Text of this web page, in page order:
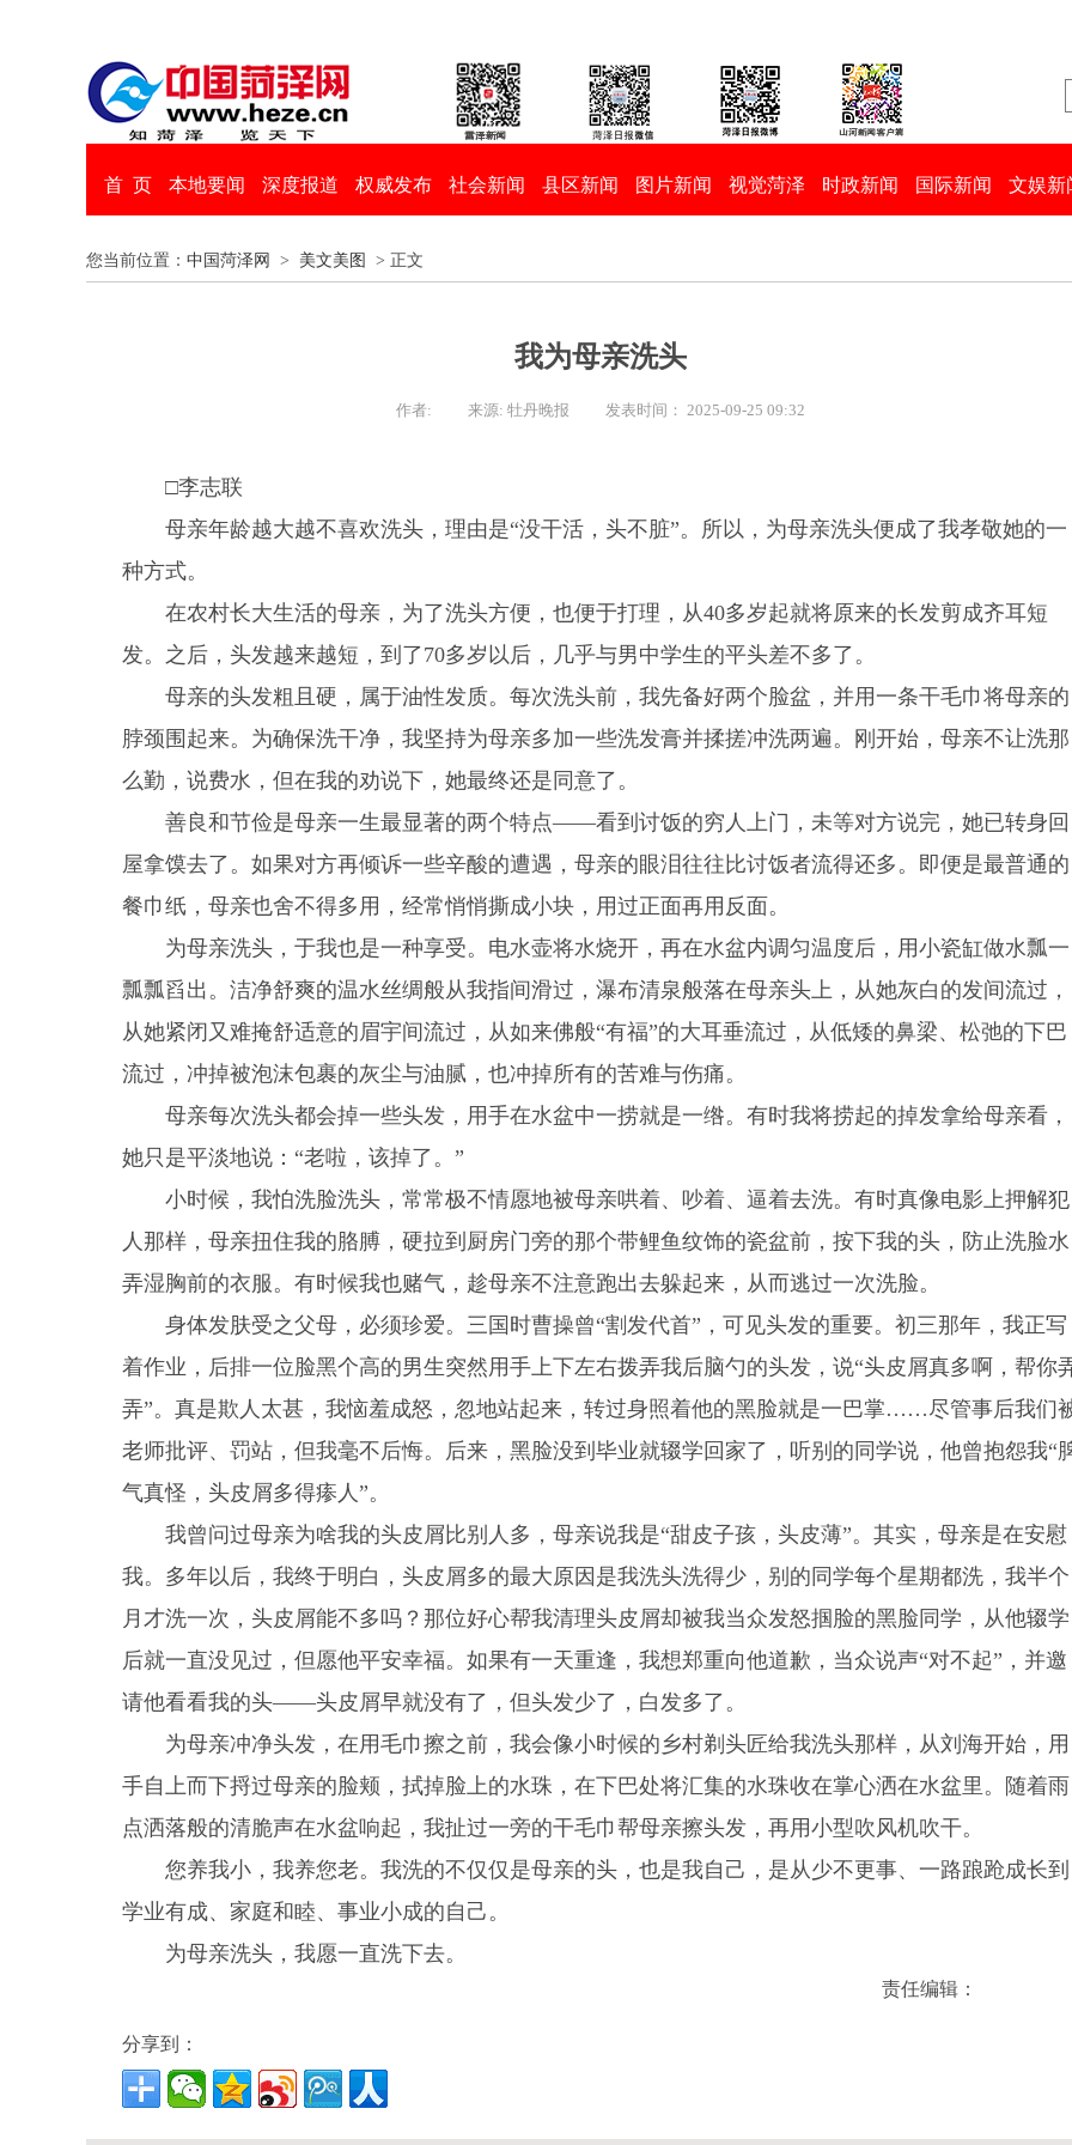
首 页 本地要闻 深度报道 权威发布 社会新闻 县区新闻 图片新闻 视觉菏泽 时政新闻 国际新闻 文娱新
您当前位置： 中国菏泽网 > 美文美图 > 正文
我为母亲洗头
作者: 来源: 牡丹晚报 发表时间： 2025-09-25 09:32
□李志联
母亲年龄越大越不喜欢洗头，理由是“没干活，头不脏”。所以，为母亲洗头便成了我孝敬她的一
种方式。
在农村长大生活的母亲，为了洗头方便，也便于打理，从40多岁起就将原来的长发剪成齐耳短
发。之后，头发越来越短，到了70多岁以后，几乎与男中学生的平头差不多了。
母亲的头发粗且硬，属于油性发质。每次洗头前，我先备好两个脸盆，并用一条干毛巾将母亲的
脖颈围起来。为确保洗干净，我坚持为母亲多加一些洗发膏并揉搓冲洗两遍。刚开始，母亲不让洗那
么勤，说费水，但在我的劝说下，她最终还是同意了。
善良和节俭是母亲一生最显著的两个特点——看到讨饭的穷人上门，未等对方说完，她已转身回
屋拿馍去了。如果对方再倾诉一些辛酸的遭遇，母亲的眼泪往往比讨饭者流得还多。即便是最普通的
餐巾纸，母亲也舍不得多用，经常悄悄撕成小块，用过正面再用反面。
为母亲洗头，于我也是一种享受。电水壶将水烧开，再在水盆内调匀温度后，用小瓷缸做水瓢一
瓢瓢舀出。洁净舒爽的温水丝绸般从我指间滑过，瀑布清泉般落在母亲头上，从她灰白的发间流过，
从她紧闭又难掩舒适意的眉宇间流过，从如来佛般“有福”的大耳垂流过，从低矮的鼻梁、松弛的下巴
流过，冲掉被泡沫包裹的灰尘与油腻，也冲掉所有的苦难与伤痛。
母亲每次洗头都会掉一些头发，用手在水盆中一捞就是一绺。有时我将捞起的掉发拿给母亲看，
她只是平淡地说：“老啦，该掉了。”
小时候，我怕洗脸洗头，常常极不情愿地被母亲哄着、吵着、逼着去洗。有时真像电影上押解犯
人那样，母亲扭住我的胳膊，硬拉到厨房门旁的那个带鲤鱼纹饰的瓷盆前，按下我的头，防止洗脸水
弄湿胸前的衣服。有时候我也赌气，趁母亲不注意跑出去躲起来，从而逃过一次洗脸。
身体发肤受之父母，必须珍爱。三国时曹操曾“割发代首”，可见头发的重要。初三那年，我正写
着作业，后排一位脸黑个高的男生突然用手上下左右拨弄我后脑勺的头发，说“头皮屑真多啊，帮你
弄”。真是欺人太甚，我恼羞成怒，忽地站起来，转过身照着他的黑脸就是一巴掌……尽管事后我们
老师批评、罚站，但我毫不后悔。后来，黑脸没到毕业就辍学回家了，听别的同学说，他曾抱怨我“
气真怪，头皮屑多得瘆人”。
我曾问过母亲为啥我的头皮屑比别人多，母亲说我是“甜皮子孩，头皮薄”。其实，母亲是在安慰
我。多年以后，我终于明白，头皮屑多的最大原因是我洗头洗得少，别的同学每个星期都洗，我半个
月才洗一次，头皮屑能不多吗？那位好心帮我清理头皮屑却被我当众发怒掴脸的黑脸同学，从他辍学
后就一直没见过，但愿他平安幸福。如果有一天重逢，我想郑重向他道歉，当众说声“对不起”，并邀
请他看看我的头——头皮屑早就没有了，但头发少了，白发多了。
为母亲冲净头发，在用毛巾擦之前，我会像小时候的乡村剃头匠给我洗头那样，从刘海开始，用
手自上而下捋过母亲的脸颊，拭掉脸上的水珠，在下巴处将汇集的水珠收在掌心洒在水盆里。随着雨
点洒落般的清脆声在水盆响起，我扯过一旁的干毛巾帮母亲擦头发，再用小型吹风机吹干。
您养我小，我养您老。我洗的不仅仅是母亲的头，也是我自己，是从少不更事、一路踉跄成长到
学业有成、家庭和睦、事业小成的自己。
为母亲洗头，我愿一直洗下去。
责任编辑：
分享到：